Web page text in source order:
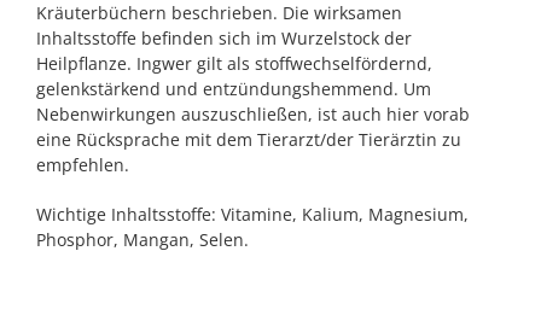
Kräuterbüchern beschrieben. Die wirksamen
Inhaltsstoffe befinden sich im Wurzelstock der
Heilpflanze. Ingwer gilt als stoffwechselfördernd,
gelenkstärkend und entzündungshemmend. Um
Nebenwirkungen auszuschließen, ist auch hier vorab
eine Rücksprache mit dem Tierarzt/der Tierärztin zu
empfehlen.
Wichtige Inhaltsstoffe: Vitamine, Kalium, Magnesium,
Phosphor, Mangan, Selen.